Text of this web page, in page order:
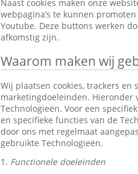
Naast cookies maken onze
webpagina’s te kunnen promoten
Youtube. Deze buttons werken
afkomstig zijn.
Waarom maken wij
Wij plaatsen cookies, trackers
marketingdoeleinden. Hieronder
Technologieën. Voor een
en specifieke functies van de
door ons met regelmaat
gebruikte Technologieën.
1. Functionele doeleinden